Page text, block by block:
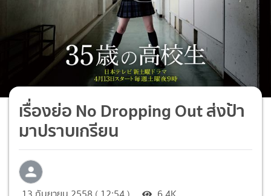
เรื่องย่อ No Dropping Out ส่งป้า
มาปราบเกรียน